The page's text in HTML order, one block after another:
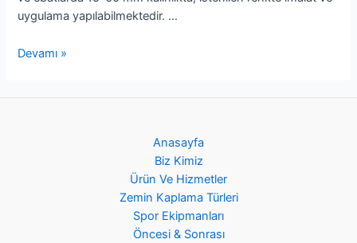
uygulama yapılabilmektedir. …
Devamı »
Anasayfa
Biz Kimiz
Ürün Ve Hizmetler
Zemin Kaplama Türleri
Spor Ekipmanları
Öncesi & Sonrası